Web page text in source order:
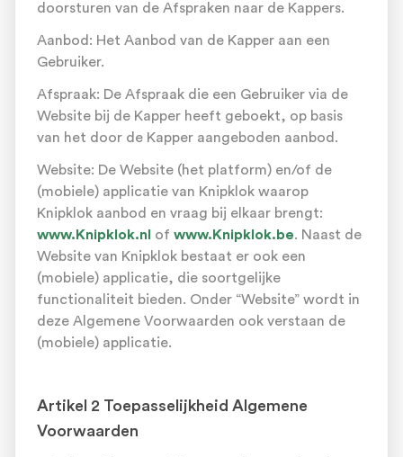
doorsturen van de Afspraken naar de Kappers.
Aanbod: Het Aanbod van de Kapper aan een
Gebruiker.
Afspraak: De Afspraak die een Gebruiker via de
Website bij de Kapper heeft geboekt, op basis
van het door de Kapper aangeboden aanbod.
Website: De Website (het platform) en/of de
(mobiele) applicatie van Knipklok waarop
Knipklok aanbod en vraag bij elkaar brengt:
www.Knipklok.nl of www.Knipklok.be. Naast de
Website van Knipklok bestaat er ook een
(mobiele) applicatie, die soortgelijke
functionaliteit bieden. Onder “Website” wordt in
deze Algemene Voorwaarden ook verstaan de
(mobiele) applicatie.
Artikel 2 Toepasselijkheid Algemene
Voorwaarden